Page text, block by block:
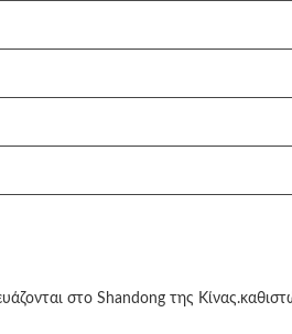
στο Shandong της